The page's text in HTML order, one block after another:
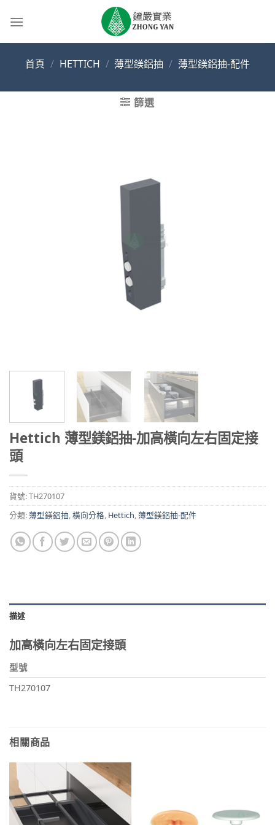
首頁 / HETTICH / 薄型鎂鋁抽 / 薄型鎂鋁抽-配件
篩選
Hettich 薄型鎂鋁抽-加高橫向左右固定接
頭
貨號:TH270107
分類:薄型鎂鋁抽 橫向分格 Hettich 薄型鎂鋁抽-配件
描述
加高橫向左右固定接頭
型號
TH270107
相關商品